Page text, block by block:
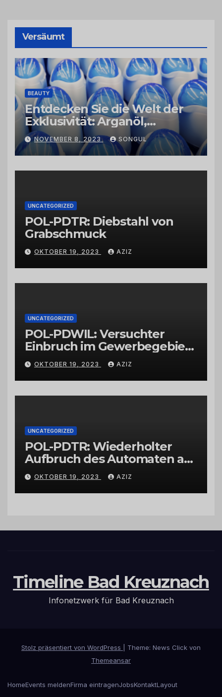
Versäumt
BEAUTY
Entdecken Sie die Welt der
Exklusivität: Arganöl,
Kaktusfeigenkernöl und
Schwarzkümmelöl von
vertrauenswürdigen
Großhändlern und Anbietern
NOVEMBER 8, 2023 SONGUL
UNCATEGORIZED
POL-PDTR: Diebstahl von
Grabschmuck
OKTOBER 19, 2023 AZIZ
UNCATEGORIZED
POL-PDWIL: Versuchter
Einbruch im Gewerbegebiet
Wittlich
OKTOBER 19, 2023 AZIZ
UNCATEGORIZED
POL-PDTR: Wiederholter
Aufbruch des Automaten am
Wohnmobilstellplatz in
Hermeskeil am Labachweg
OKTOBER 19, 2023 AZIZ
Timeline Bad Kreuznach
Infonetzwerk für Bad Kreuznach
Stolz präsentiert von WordPress
Theme: News Click von
Themeansar
HomeEvents meldenFirma eintragenJobsKontaktLayout